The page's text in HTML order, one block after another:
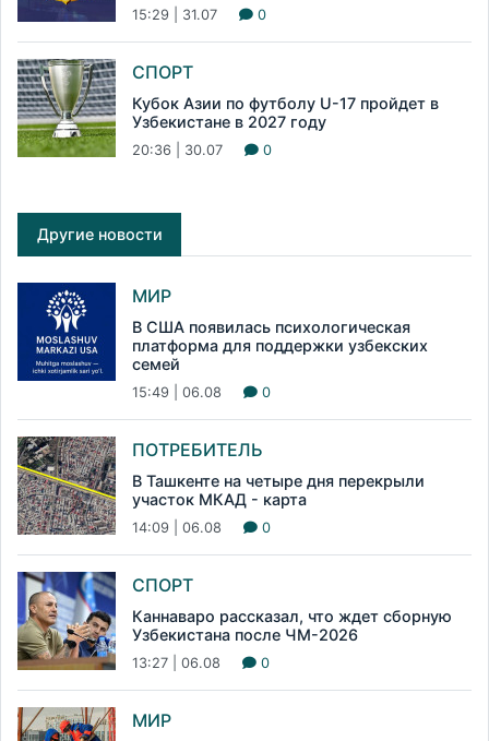
15:29 | 31.07 0
СПОРТ
Кубок Азии по футболу U-17 пройдет в
Узбекистане в 2027 году
20:36 | 30.07 0
Другие новости
МИР
В США появилась психологическая
платформа для поддержки узбекских
семей
15:49 | 06.08 0
ПОТРЕБИТЕЛЬ
В Ташкенте на четыре дня перекрыли
участок МКАД - карта
14:09 | 06.08 0
СПОРТ
Каннаваро рассказал, что ждет сборную
Узбекистана после ЧМ-2026
13:27 | 06.08 0
МИР